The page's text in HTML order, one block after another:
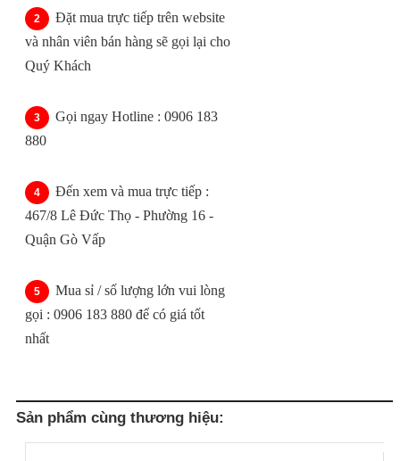
Đặt mua trực tiếp trên website
và nhân viên bán hàng sẽ gọi lại cho
Quý Khách
Gọi ngay Hotline : 0906 183
880
Đến xem và mua trực tiếp :
467/8 Lê Đức Thọ - Phường 16 -
Quận Gò Vấp
Mua sỉ / số lượng lớn vui lòng
gọi : 0906 183 880 để có giá tốt
nhất
Sản phẩm cùng thương hiệu: